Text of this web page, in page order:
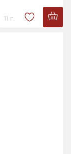
11 г.